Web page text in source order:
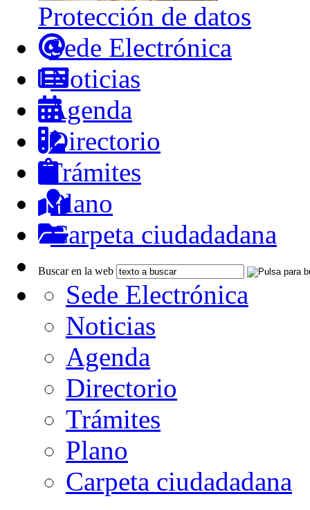
Protección de datos
Sede Electrónica
Noticias
Agenda
Directorio
Trámites
Plano
Carpeta ciudadadana
Buscar en la web
Sede Electrónica
Noticias
Agenda
Directorio
Trámites
Plano
Carpeta ciudadadana